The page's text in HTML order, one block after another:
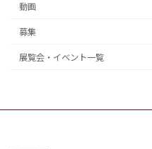
動画
募集
展覧会・イベント一覧